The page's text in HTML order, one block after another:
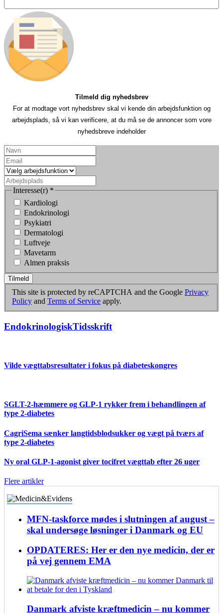
Tilmeld dig nyhedsbrev
For at modtage vort nyhedsbrev skal vi kende din arbejdsfunktion og
arbejdsplads, så vi kan verificere, at du må se de annoncer som vore
nyhedsbreve indeholder
Interesse(r) *
Kardiologi
Endokrinologi
Psykiatri
Dermatologi
Luftveje
Mavetarm
Almen praksis
Tilmeld
This site is protected by reCAPTCHA and the Google Privacy
Policy and Terms of Service apply.
EndokrinologiskTidsskrift
Vilde vægttabsresultater i fokus på diabeteskongres
SGLT-2-hæmmere og GLP-1 rykker frem i behandlingen af
type 2-diabetes
CagriSema sænker langtidsblodsukker og vægt på tværs af
type 2-diabetes
Ny oral GLP-1-agonist giver tocifret vægttab efter 26 uger
Flere artikler
MFN-taskforce mødes i slutningen af august –
skal undersøge løsninger i Danmark og EU
OPDATERES: Her er den nye medicin, der er
på vej gennem EMA
Danmark afviste kræftmedicin – nu kommer